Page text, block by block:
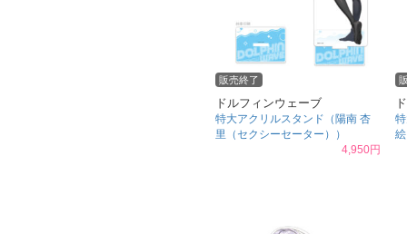
販売終了
ドルフィンウェーブ
特大アクリルスタンド（陽南 杏
里（セクシーセーター））
4,950円